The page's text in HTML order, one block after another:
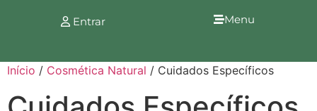
Entrar Menu
Início / Cosmética Natural / Cuidados Específicos